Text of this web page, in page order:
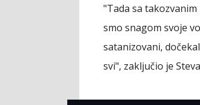
"Tada sa
smo snagom svoje
satanizovani,
svi", zaključio je